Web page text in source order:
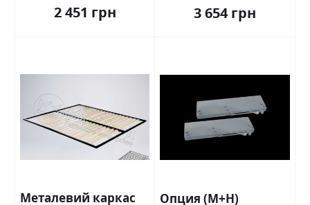
2 451 грн 3 654 грн
Металевий каркас
Опция (М+Н)